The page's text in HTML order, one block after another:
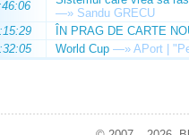
—» Sandu GRECU
ÎN PRAG DE CARTE
World Cup —» APort |